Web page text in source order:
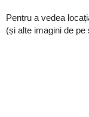
Pentru a vedea
(și alte imagini de